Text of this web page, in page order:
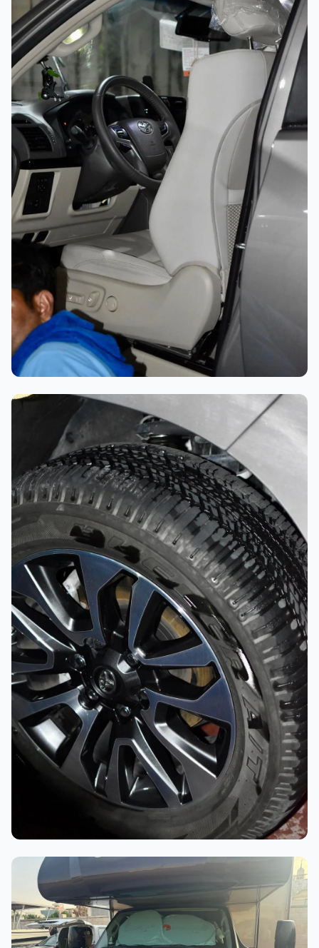
تلميع احترافي
أثناء العمل